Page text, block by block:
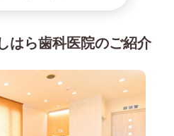
ら歯科医院のご紹介